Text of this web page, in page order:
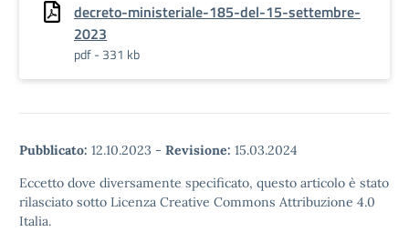
decreto-ministeriale-185-del-15-settembre-
2023
pdf - 331 kb
Pubblicato: 12.10.2023 - Revisione: 15.03.2024
Eccetto dove diversamente specificato, questo articolo è stato
rilasciato sotto Licenza Creative Commons Attribuzione 4.0
Italia.